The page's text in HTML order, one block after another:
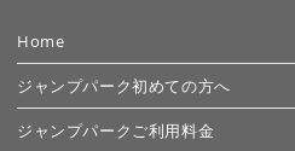
Home
ジャンプパーク初めての方へ
ジャンプパークご利用料金